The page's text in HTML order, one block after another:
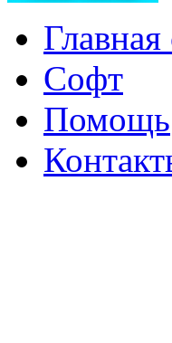
Софт
Помощь